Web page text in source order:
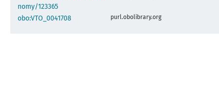
nomy/123365
obo:VTO_0041708 purl.obolibrary.org